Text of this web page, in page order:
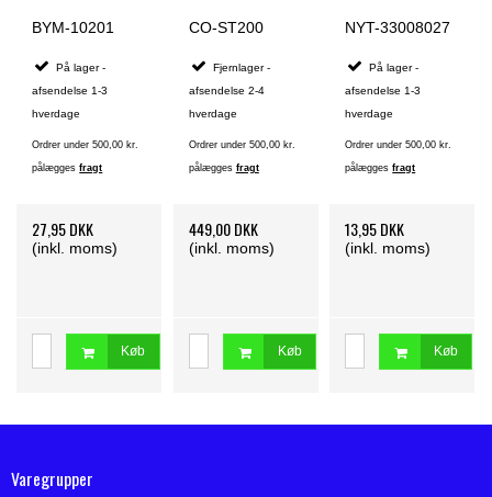
BYM-10201
På lager -
afsendelse 1-3
hverdage
Ordrer under 500,00 kr.
pålæggesfragt
27,95 DKK
(inkl. moms)
Køb
CO-ST200
Fjernlager -
afsendelse 2-4
hverdage
Ordrer under 500,00 kr.
pålægges fragt
449,00 DKK
(inkl. moms)
Køb
NYT-33008027
På lager -
afsendelse 1-3
hverdage
Ordrer under 500,00 kr.
pålæggesfragt
13,95 DKK
(inkl. moms)
Køb
Varegrupper